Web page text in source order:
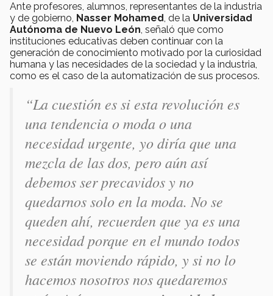
Ante profesores, alumnos, representantes de la industria
y de gobierno, Nasser Mohamed, de la Universidad
Autónoma de Nuevo León, señaló que como
instituciones educativas deben continuar con la
generación de conocimiento motivado por la curiosidad
humana y las necesidades de la sociedad y la industria,
como es el caso de la automatización de sus procesos.
“La cuestión es si esta revolución es
una tendencia o moda o una
necesidad urgente, yo diría que una
mezcla de las dos, pero aún así
debemos ser precavidos y no
quedarnos solo en la moda. No se
queden ahí, recuerden que ya es una
necesidad porque en el mundo todos
se están moviendo rápido, y si no lo
hacemos nosotros nos quedaremos